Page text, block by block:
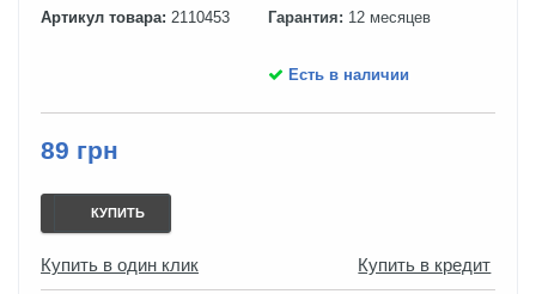
Артикул товара: 2110453 Гарантия: 12 месяцев
Есть в наличии
89 грн
КУПИТЬ
Купить в один клик Купить в кредит